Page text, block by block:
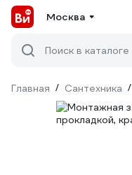
Москва
Поиск в каталоге
Главная / Сантехника /